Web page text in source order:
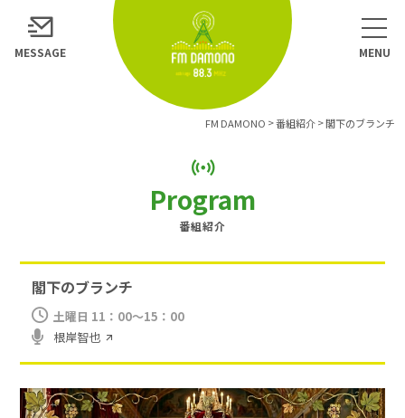
MESSAGE
FM DAMONO >番組紹介>閣下のブランチ
Program
番組紹介
閣下のブランチ
土曜日 11：00～15：00
根岸智也